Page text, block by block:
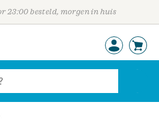
23:00 besteld, morgen in huis